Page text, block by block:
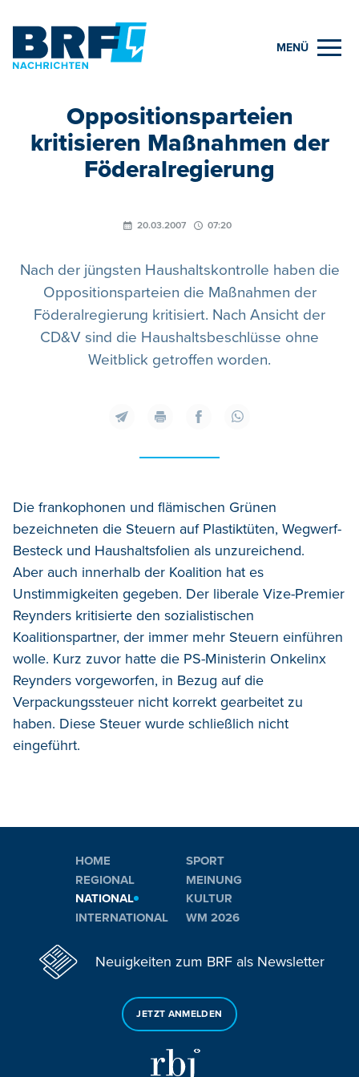
MENÜ
Oppositionsparteien
kritisieren Maßnahmen der
Föderalregierung
20.03.2007 07:20
Nach der jüngsten Haushaltskontrolle haben die
Oppositionsparteien die Maßnahmen der
Föderalregierung kritisiert. Nach Ansicht der
CD&V sind die Haushaltsbeschlüsse ohne
Weitblick getroffen worden.
Die frankophonen und flämischen Grünen
bezeichneten die Steuern auf Plastiktüten, Wegwerf-
Besteck und Haushaltsfolien als unzureichend.
Aber auch innerhalb der Koalition hat es
Unstimmigkeiten gegeben. Der liberale Vize-Premier
Reynders kritisierte den sozialistischen
Koalitionspartner, der immer mehr Steuern einführen
wolle. Kurz zuvor hatte die PS-Ministerin Onkelinx
Reynders vorgeworfen, in Bezug auf die
Verpackungssteuer nicht korrekt gearbeitet zu
haben. Diese Steuer wurde schließlich nicht
eingeführt.
HOME
REGIONAL
NATIONAL
INTERNATIONAL
SPORT
MEINUNG
KULTUR
WM 2026
Neuigkeiten zum BRF als Newsletter
JETZT ANMELDEN